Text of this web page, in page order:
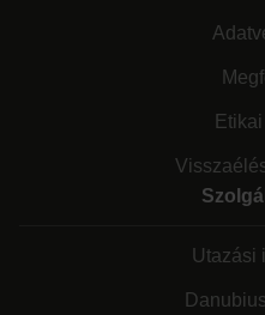
Utazási